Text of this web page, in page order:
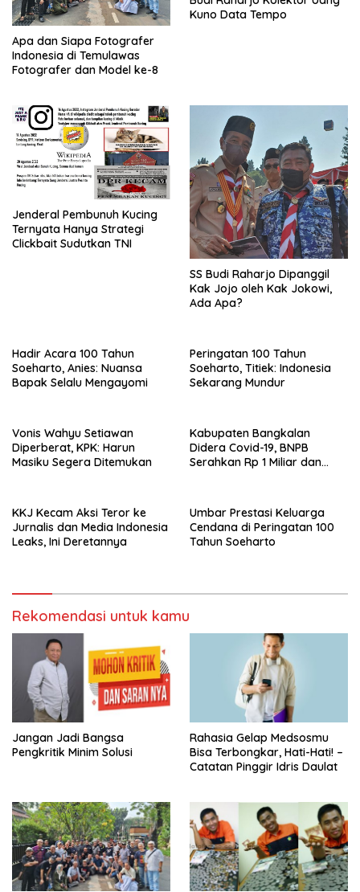
Apa dan Siapa Fotografer
Indonesia di Temulawas
Fotografer dan Model ke-8
Kuno Data Tempo
Jenderal Pembunuh Kucing
Ternyata Hanya Strategi
Clickbait Sudutkan TNI
SS Budi Raharjo Dipanggil
Kak Jojo oleh Kak Jokowi,
Ada Apa?
Hadir Acara 100 Tahun
Soeharto, Anies: Nuansa
Bapak Selalu Mengayomi
Peringatan 100 Tahun
Soeharto, Titiek: Indonesia
Sekarang Mundur
Vonis Wahyu Setiawan
Diperberat, KPK: Harun
Masiku Segera Ditemukan
Kabupaten Bangkalan
Didera Covid-19, BNPB
Serahkan Rp 1 Miliar dan
KKJ Kecam Aksi Teror ke
Jurnalis dan Media Indonesia
Leaks, Ini Deretannya
Umbar Prestasi Keluarga
Cendana di Peringatan 100
Tahun Soeharto
Rekomendasi untuk kamu
Jangan Jadi Bangsa
Pengkritik Minim Solusi
Rahasia Gelap Medsosmu
Bisa Terbongkar, Hati-Hati! –
Catatan Pinggir Idris Daulat